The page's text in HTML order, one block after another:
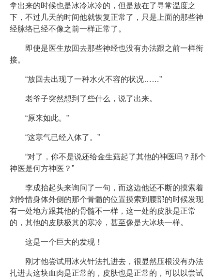
拿出来的时候也是冰冷冰冷的，但是放在了寻常温度之
下，不过几天的时间他就恢复正常了，只是上面的那些神
经脉络已经不像之前一样正常了。
即使是医生放回去那些神经也没有办法跟之前一样衔
接。
“放回去出现了一种水火不容的状况……”
老爷子突然想到了些什么，说了出来。
“原来如此。”
“这寒气已经入体了。”
“对了，你不是说还给金生菇起了其他的神医吗？那个
神医是何方神医？”
李成抬起头来询问了一句，而这边他还不断的摸索着
刘怜惜身体外侧的那个骨髓的位置摸索到腰部的时候发现
有一处地方跟其他的骨髓不一样，这一处的皮肤是正常
的，其他的皮肤极其的寒冷，甚至像是大冰块一样。
这是一个巨大的发现！
刚才他尝试用冰火针法扎进去，很显然压根没有办法
扎进去这块血肉是正常的，皮肤也是正常的，可以以尝试